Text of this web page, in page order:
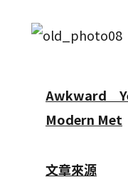
Awkward
Modern Met
文章來源